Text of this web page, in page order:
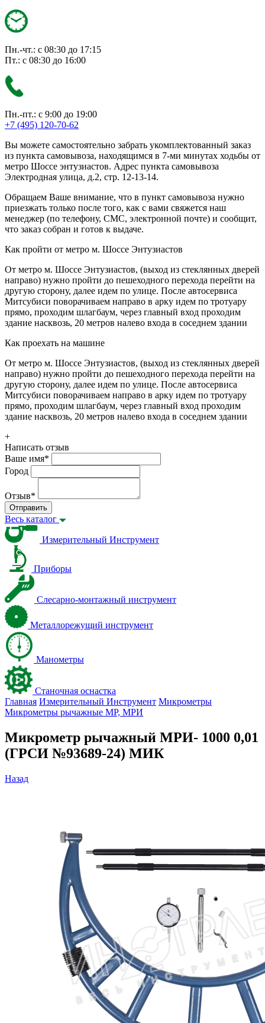
Пн.-чт.: с 08:30 до 17:15
Пт.: с 08:30 до 16:00
Пн.-пт.: с 9:00 до 19:00
+7 (495) 120-70-62
Вы можете самостоятельно забрать укомплектованный заказ
из пункта самовывоза, находящимся в 7-ми минутах ходьбы от
метро Шоссе энтузиастов. Адрес пункта самовывоза
Электродная улица, д.2, стр. 12-13-14.
Обращаем Ваше внимание, что в пункт самовывоза нужно
приезжать только после того, как с вами свяжется наш
менеджер (по телефону, СМС, электронной почте) и сообщит,
что заказ собран и готов к выдаче.
Как пройти от метро м. Шоссе Энтузиастов
От метро м. Шоссе Энтузиастов, (выход из стеклянных дверей
направо) нужно пройти до пешеходного перехода перейти на
другую сторону, далее идем по улице. После автосервиса
Митсубиси поворачиваем направо в арку идем по тротуару
прямо, проходим шлагбаум, через главный вход проходим
здание насквозь, 20 метров налево входа в соседнем здании
Как проехать на машине
От метро м. Шоссе Энтузиастов, (выход из стеклянных дверей
направо) нужно пройти до пешеходного перехода перейти на
другую сторону, далее идем по улице. После автосервиса
Митсубиси поворачиваем направо в арку идем по тротуару
прямо, проходим шлагбаум, через главный вход проходим
здание насквозь, 20 метров налево входа в соседнем здании
+
Написать отзыв
Ваше имя*
Город
Отзыв*
Отправить
Весь каталог
Измерительный Инструмент
Приборы
Слесарно-монтажный инструмент
Металлорежущий инструмент
Манометры
Станочная оснастка
Главная Измерительный Инструмент Микрометры
Микрометры рычажные МР, МРИ
Микрометр рычажный МРИ- 1000 0,01
(ГРСИ №93689-24) МИК
Назад